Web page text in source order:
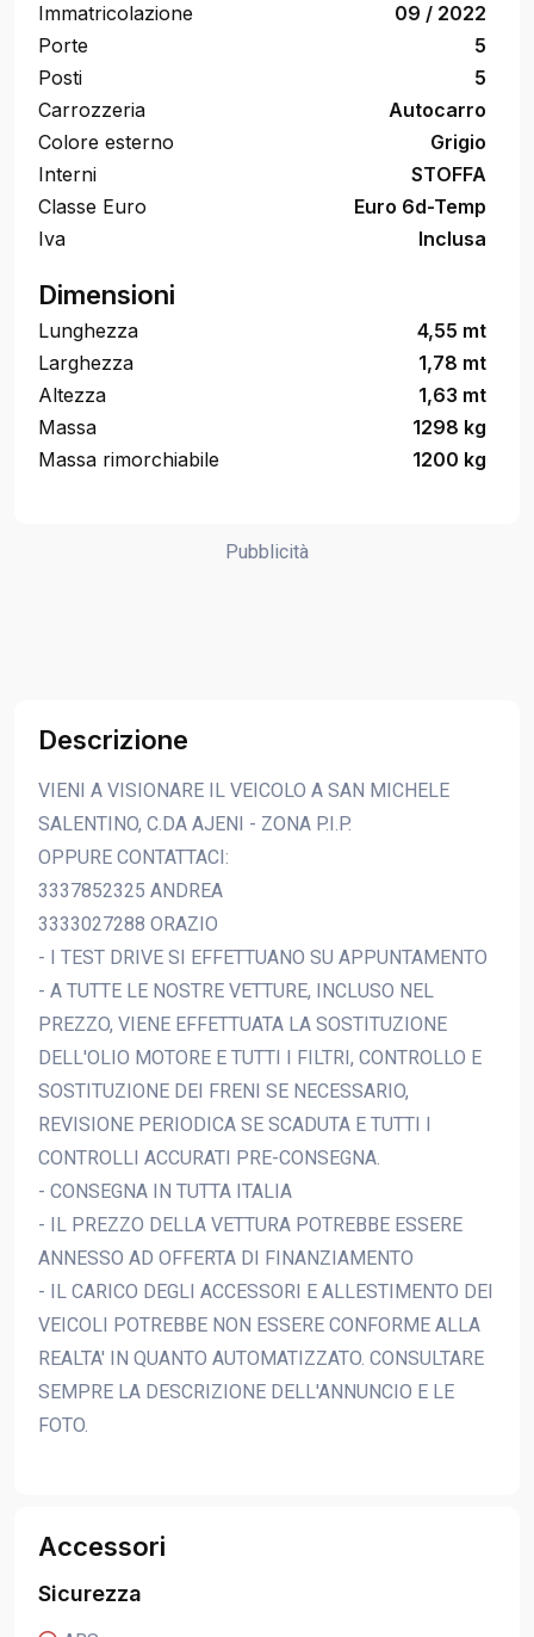
Immatricolazione
09 / 2022
Porte
5
Posti
5
Carrozzeria
Autocarro
Colore esterno
Grigio
Interni
STOFFA
Classe Euro
Euro 6d-Temp
Iva
Inclusa
Dimensioni
Lunghezza
4,55 mt
Larghezza
1,78 mt
Altezza
1,63 mt
Massa
1298 kg
Massa rimorchiabile
1200 kg
Pubblicità
Descrizione
VIENI A VISIONARE IL VEICOLO A SAN MICHELE
SALENTINO, C.DA AJENI - ZONA P.I.P.
OPPURE CONTATTACI:
3337852325 ANDREA
3333027288 ORAZIO
- I TEST DRIVE SI EFFETTUANO SU APPUNTAMENTO
- A TUTTE LE NOSTRE VETTURE, INCLUSO NEL
PREZZO, VIENE EFFETTUATA LA SOSTITUZIONE
DELL'OLIO MOTORE E TUTTI I FILTRI, CONTROLLO E
SOSTITUZIONE DEI FRENI SE NECESSARIO,
REVISIONE PERIODICA SE SCADUTA E TUTTI I
CONTROLLI ACCURATI PRE-CONSEGNA.
- CONSEGNA IN TUTTA ITALIA
- IL PREZZO DELLA VETTURA POTREBBE ESSERE
ANNESSO AD OFFERTA DI FINANZIAMENTO
- IL CARICO DEGLI ACCESSORI E ALLESTIMENTO DEI
VEICOLI POTREBBE NON ESSERE CONFORME ALLA
REALTA' IN QUANTO AUTOMATIZZATO. CONSULTARE
SEMPRE LA DESCRIZIONE DELL'ANNUNCIO E LE
FOTO.
Accessori
Sicurezza